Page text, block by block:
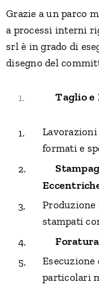
Grazie a un parco
a processi interni
srl è in grado di
disegno del
🔹Taglio e
formati e
🔹
stampati
🔹
particolari